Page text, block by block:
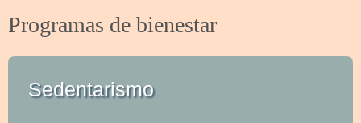
Programas de bienestar
Sedentarismo